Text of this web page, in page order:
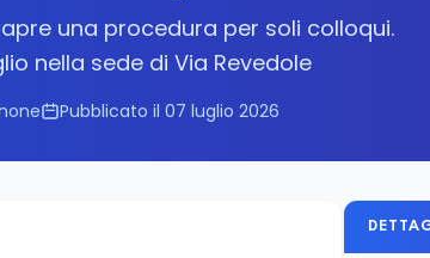
una procedura per soli colloqui.
nella sede di Via Revedole
Pubblicato il 07 luglio 2026